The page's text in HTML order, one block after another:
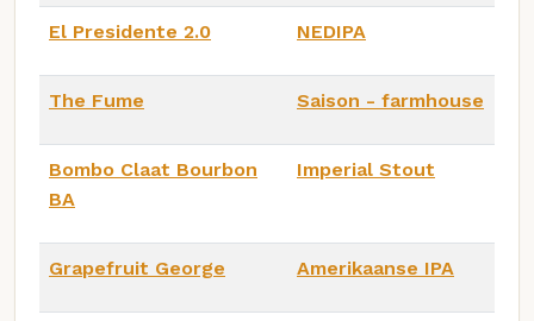
El Presidente 2.0 NEDIPA
The Fume Saison - farmhouse
Bombo Claat Bourbon
BA
Imperial Stout
Grapefruit George Amerikaanse IPA